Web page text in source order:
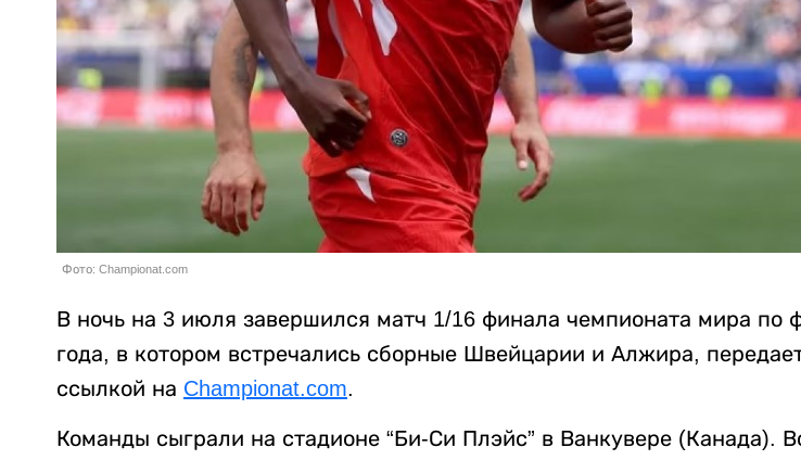
Фото: Championat.com
В ночь на 3 июля завершился матч 1/16 финала чемпионата мира по
года, в котором встречались сборные Швейцарии и Алжира,
ссылкой на Championat.com.
Команды сыграли на стадионе “Би-Си Плэйс” в Ванкувере (Канада).